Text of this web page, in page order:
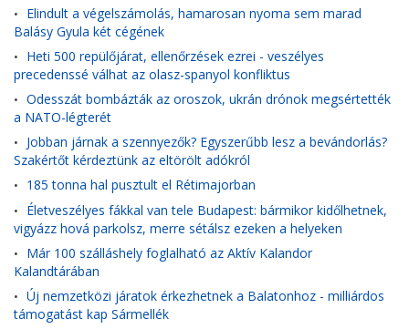
• Elindult a végelszámolás, hamarosan nyoma sem marad
Balásy Gyula két cégének
• Heti 500 repülőjárat, ellenőrzések ezrei - veszélyes
precedenssé válhat az olasz-spanyol konfliktus
• Odesszát bombázták az oroszok, ukrán drónok megsértették
a NATO-légterét
• Jobban járnak a szennyezők? Egyszerűbb lesz a bevándorlás?
Szakértőt kérdeztünk az eltörölt adókról
• 185 tonna hal pusztult el Rétimajorban
• Életveszélyes fákkal van tele Budapest: bármikor kidőlhetnek,
vigyázz hová parkolsz, merre sétálsz ezeken a helyeken
• Már 100 szálláshely foglalható az Aktív Kalandor
Kalandtárában
• Új nemzetközi járatok érkezhetnek a Balatonhoz - milliárdos
támogatást kap Sármellék